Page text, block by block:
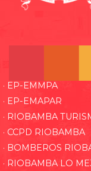
· EP-EMMPA
· EP-EMAPAR
· RIOBAMBA
· CCPD RIOBAMBA
· BOMBEROS
· RIOBAMBA LO